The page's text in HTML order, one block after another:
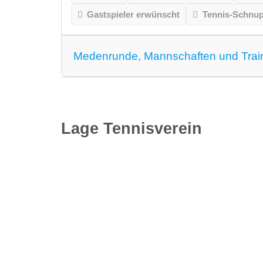
Gastspieler erwünscht Tennis-
Medenrunde, Mannschaften und
Lage Tennisverein